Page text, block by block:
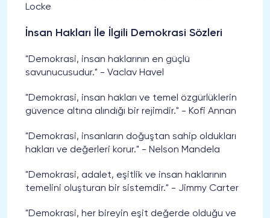
Locke
İnsan Hakları İle İlgili Demokrasi Sözleri
"Demokrasi, insan haklarının en güçlü
savunucusudur." - Vaclav Havel
"Demokrasi, insan hakları ve temel özgürlüklerin
güvence altına alındığı bir rejimdir." - Kofi Annan
"Demokrasi, insanların doğuştan sahip oldukları
hakları ve değerleri korur." - Nelson Mandela
"Demokrasi, adalet, eşitlik ve insan haklarının
temelini oluşturan bir sistemdir." - Jimmy Carter
"Demokrasi, her bireyin eşit değerde olduğu ve